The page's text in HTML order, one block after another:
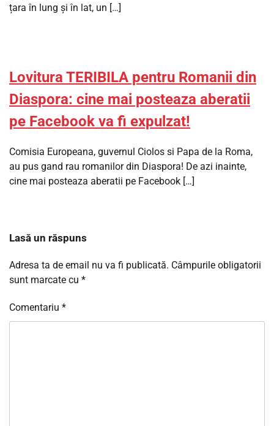
țara în lung și în lat, un […]
Lovitura TERIBILA pentru Romanii din
Diaspora: cine mai posteaza aberatii
pe Facebook va fi expulzat!
Comisia Europeana, guvernul Ciolos si Papa de la Roma,
au pus gand rau romanilor din Diaspora! De azi inainte,
cine mai posteaza aberatii pe Facebook […]
Lasă un răspuns
Adresa ta de email nu va fi publicată. Câmpurile obligatorii
sunt marcate cu *
Comentariu *